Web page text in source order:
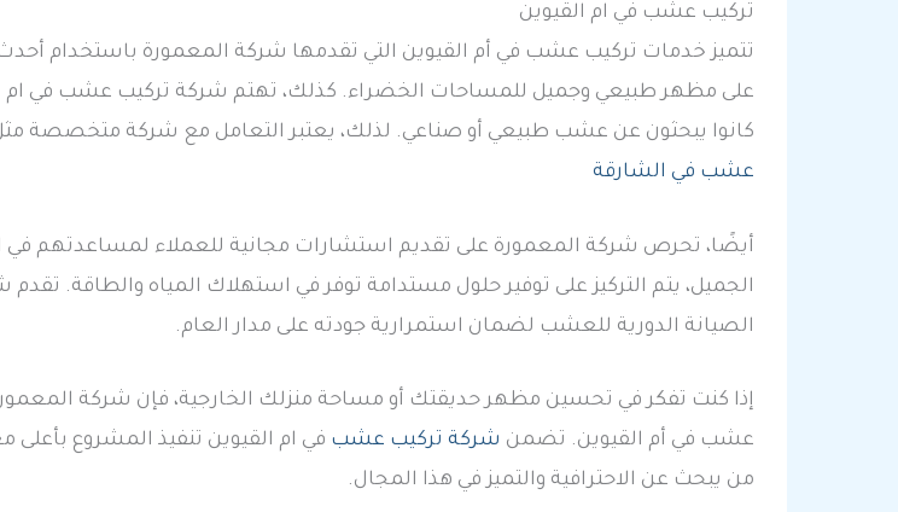
تركيب عشب في ام القيوين
تتميز خدمات تركيب عشب في أم القيوين التي تقدمها شركة المعمورة باستخدام
على مظهر طبيعي وجميل للمساحات الخضراء. كذلك، تهتم شركة تركيب عشب في ام
كانوا يبحثون عن عشب طبيعي أو صناعي. لذلك، يعتبر التعامل مع شركة متخصصة
عشب في الشارقة
أيضًا، تحرص شركة المعمورة على تقديم استشارات مجانية للعملاء لمساعدتهم في
الجميل، يتم التركيز على توفير حلول مستدامة توفر في استهلاك المياه والطاقة.
الصيانة الدورية للعشب لضمان استمرارية جودته على مدار العام.
إذا كنت تفكر في تحسين مظهر حديقتك أو مساحة منزلك الخارجية، فإن شركة
عشب في أم القيوين. تضمن شركة تركيب عشب في ام القيوين تنفيذ المشروع بأعلى
من يبحث عن الاحترافية والتميز في هذا المجال.